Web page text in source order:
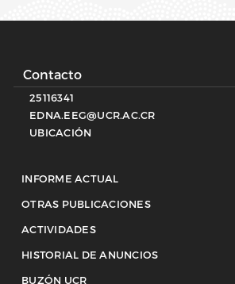
Contacto
25116341
EDNA.EEG@UCR.AC.CR
UBICACIÓN
INFORME ACTUAL
OTRAS PUBLICACIONES
ACTIVIDADES
HISTORIAL DE ANUNCIOS
BUZÓN UCR